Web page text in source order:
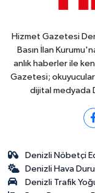
Hizmet Gazetesi
Basın İlan
anlık haberler ile
Gazetesi;
dijital medyada
Denizli Nöbetçi
Denizli Hava
Denizli Trafik